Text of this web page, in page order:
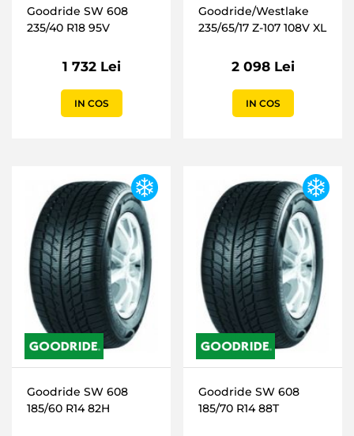
Goodride SW 608
235/40 R18 95V
1 732 Lei
IN COS
Goodride/Westlake
235/65/17 Z-107 108V XL
2 098 Lei
IN COS
Goodride SW 608
185/60 R14 82H
Goodride SW 608
185/70 R14 88T